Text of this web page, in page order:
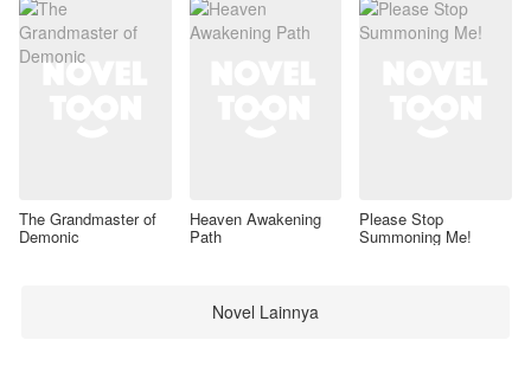
The Grandmaster of
Demonic
Heaven Awakening
Path
Please Stop
Summoning Me!
Novel Lainnya